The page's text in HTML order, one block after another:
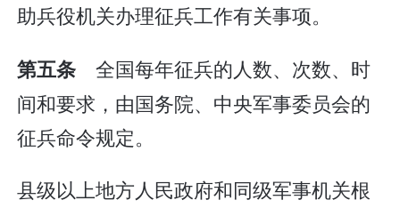
助兵役机关办理征兵工作有关事项。
第五条 全国每年征兵的人数、次数、时
间和要求，由国务院、中央军事委员会的
征兵命令规定。
县级以上地方人民政府和同级军事机关根